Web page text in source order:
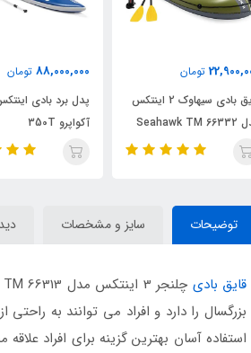
88,000,000 تومان
پدل برد بادی اینتکس سری
آکواپرو 350T
29,900,000 تومان
قایق بادی بست
کایاک مدل Cove Champion
توضیحات سایز و مشخصات
قایق بادی
بزرگسال را دارد و افراد می توانند به
استفاده آسان بهترین گزینه برای افراد